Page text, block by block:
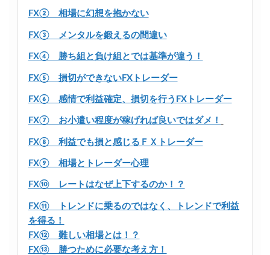
FX② 相場に幻想を抱かない
FX③ メンタルを鍛えるの間違い
FX④ 勝ち組と負け組とでは基準が違う！
FX⑤ 損切ができないFXトレーダー
FX⑥ 感情で利益確定、損切を行うFXトレーダー
FX⑦ お小遣い程度が稼げれば良いではダメ！
FX⑧ 利益でも損と感じるＦＸトレーダー
FX⑨ 相場とトレーダー心理
FX⑩ レートはなぜ上下するのか！？
FX⑪ トレンドに乗るのではなく、トレンドで利益
を得る！
FX⑫ 難しい相場とは！？
FX⑬ 勝つために必要な考え方！